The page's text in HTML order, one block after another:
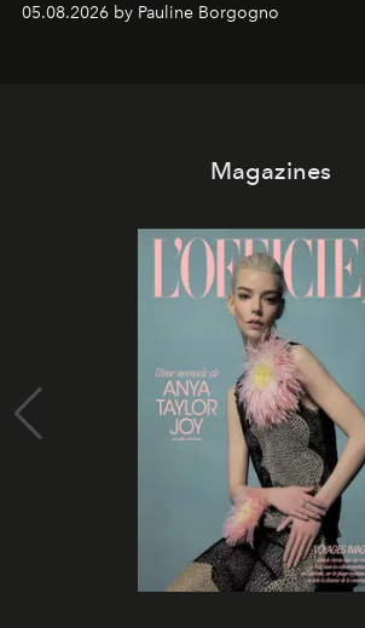
05.08.2026 by Pauline Borgogno
Magazines